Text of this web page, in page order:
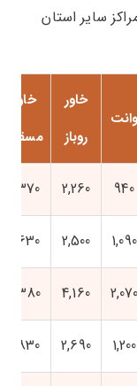
سایر استان
وانت
خاور
روباز
خاور
مسقف
940
2,260
2,370
1,090
2,500
2,630
2,070
4,160
4,380
1,200
2,690
2,830